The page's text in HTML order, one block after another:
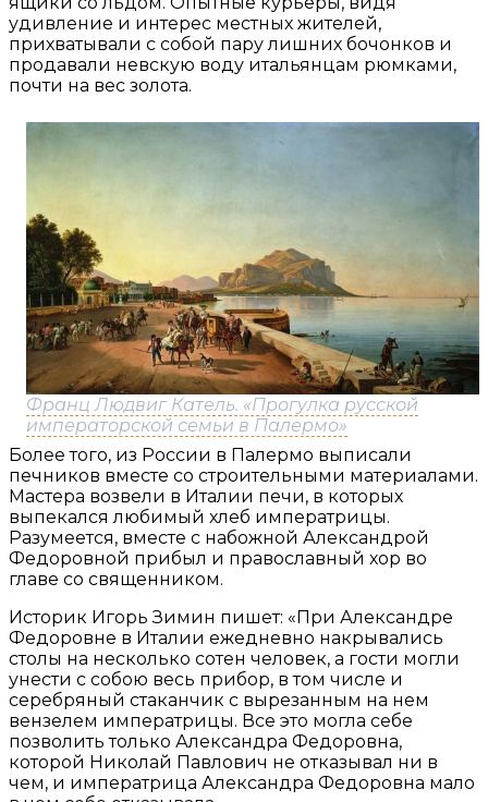
удивление и интерес местных жителей,
прихватывали с собой пару лишних бочонков и
продавали невскую воду итальянцам рюмками,
почти на вес золота.
Франц Людвиг Катель. «Прогулка русской
императорской семьи в Палермо»
Более того, из России в Палермо выписали
печников вместе со строительными материалами.
Мастера возвели в Италии печи, в которых
выпекался любимый хлеб императрицы.
Разумеется, вместе с набожной Александрой
Федоровной прибыл и православный хор во
главе со священником.
Историк Игорь Зимин пишет: «При Александре
Федоровне в Италии ежедневно накрывались
столы на несколько сотен человек, а гости могли
унести с собою весь прибор, в том числе и
серебряный стаканчик с вырезанным на нем
вензелем императрицы. Все это могла себе
позволить только Александра Федоровна,
которой Николай Павлович не отказывал ни в
чем, и императрица Александра Федоровна мало